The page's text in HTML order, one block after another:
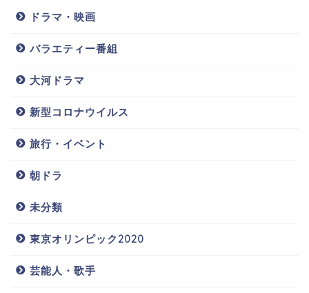
ドラマ・映画
バラエティー番組
大河ドラマ
新型コロナウイルス
旅行・イベント
朝ドラ
未分類
東京オリンピック2020
芸能人・歌手